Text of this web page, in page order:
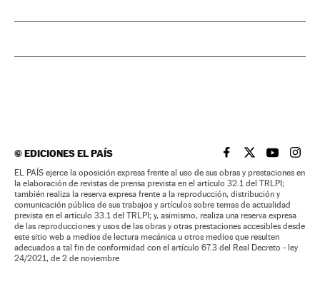
©EDICIONES EL PAÍS EL PAÍS BRASIL EN
EL PAÍSEL PAÍS
EL
EL PAÍS ejerce la oposición expresa frente al uso de sus obras y prestaciones en
la elaboración de revistas de prensa prevista en el artículo 32.1 del TRLPI;
también realiza la reserva expresa frente a la reproducción, distribución y
comunicación pública de sus trabajos y artículos sobre temas de actualidad
prevista en el artículo 33.1 del TRLPI; y, asimismo, realiza una reserva expresa
de las reproducciones y usos de las obras y otras prestaciones accesibles desde
este sitio web a medios de lectura mecánica u otros medios que resulten
adecuados a tal fin de conformidad con el artículo 67.3 del Real Decreto - ley
24/2021, de 2 de noviembre